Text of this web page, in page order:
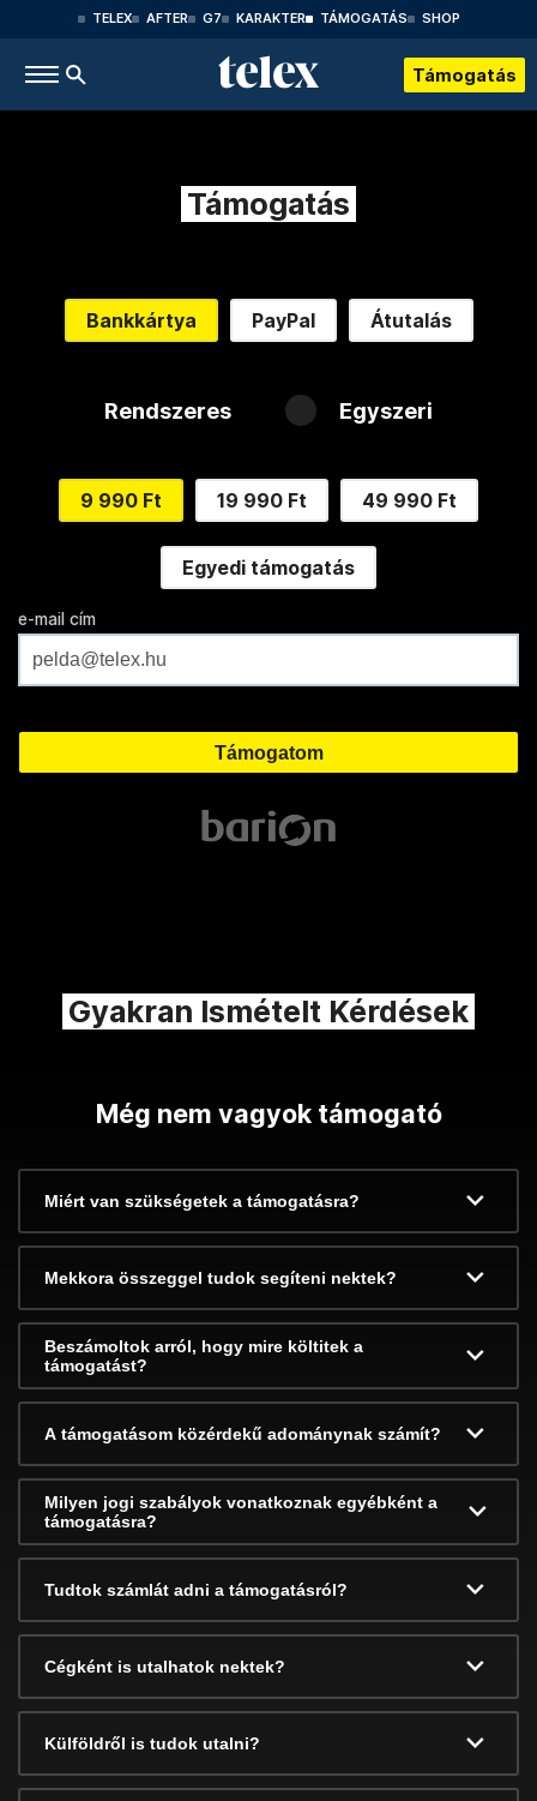
TELEX AFTER G7 KARAKTER TÁMOGATÁS SHOP
Támogatás
Támogatás
Bankkártya PayPal Átutalás
Rendszeres Egyszeri
9 990 Ft 19 990 Ft 49 990 Ft
Egyedi támogatás
e-mail cím
Gyakran Ismételt Kérdések
Még nem vagyok támogató
Miért van szükségetek a támogatásra?
Mekkora összeggel tudok segíteni nektek?
Beszámoltok arról, hogy mire költitek a
támogatást?
A támogatásom közérdekű adománynak számít?
Milyen jogi szabályok vonatkoznak egyébként a
támogatásra?
Tudtok számlát adni a támogatásról?
Cégként is utalhatok nektek?
Külföldről is tudok utalni?